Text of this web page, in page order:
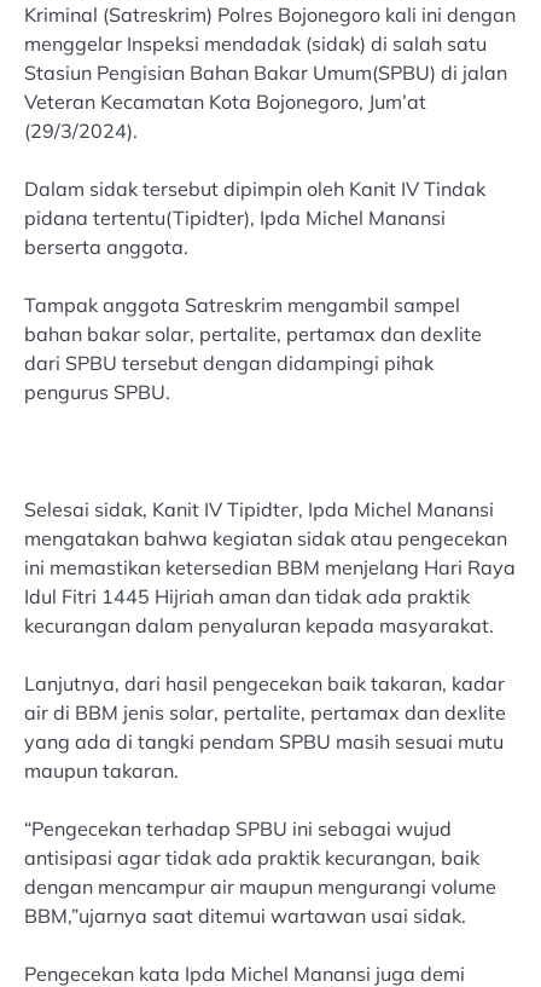
Kriminal (Satreskrim) Polres Bojonegoro kali ini dengan
menggelar Inspeksi mendadak (sidak) di salah satu
Stasiun Pengisian Bahan Bakar Umum(SPBU) di jalan
Veteran Kecamatan Kota Bojonegoro, Jum’at
(29/3/2024).
Dalam sidak tersebut dipimpin oleh Kanit IV Tindak
pidana tertentu(Tipidter), Ipda Michel Manansi
berserta anggota.
Tampak anggota Satreskrim mengambil sampel
bahan bakar solar, pertalite, pertamax dan dexlite
dari SPBU tersebut dengan didampingi pihak
pengurus SPBU.
Selesai sidak, Kanit IV Tipidter, Ipda Michel Manansi
mengatakan bahwa kegiatan sidak atau pengecekan
ini memastikan ketersedian BBM menjelang Hari Raya
Idul Fitri 1445 Hijriah aman dan tidak ada praktik
kecurangan dalam penyaluran kepada masyarakat.
Lanjutnya, dari hasil pengecekan baik takaran, kadar
air di BBM jenis solar, pertalite, pertamax dan dexlite
yang ada di tangki pendam SPBU masih sesuai mutu
maupun takaran.
“Pengecekan terhadap SPBU ini sebagai wujud
antisipasi agar tidak ada praktik kecurangan, baik
dengan mencampur air maupun mengurangi volume
BBM,”ujarnya saat ditemui wartawan usai sidak.
Pengecekan kata Ipda Michel Manansi juga demi